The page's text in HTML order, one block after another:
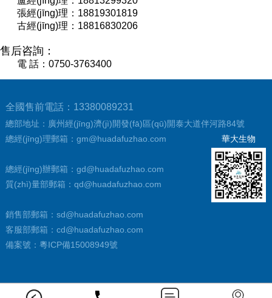
張經(jīng)理：18819301819
古經(jīng)理：18816830206
售后咨詢：
電 話：0750-3763400
全國售前電話：13380089231
總部地址：廣州經(jīng)濟(jì)開發(fā)區(qū)開泰大道伴河路84號
總經(jīng)理郵箱：gm@huadafuzhao.com
總經(jīng)辦郵箱：gd@huadafuzhao.com
質(zhì)量部郵箱：qd@huadafuzhao.com
銷售部郵箱：sd@huadafuzhao.com
客服部郵箱：cd@huadafuzhao.com
備案號： 粵ICP備15008949號
華大生物